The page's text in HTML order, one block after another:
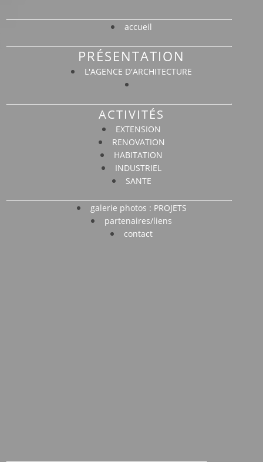
accueil
PRÉSENTATION
L'AGENCE D'ARCHITECTURE
ACTIVITÉS
EXTENSION
RENOVATION
HABITATION
INDUSTRIEL
SANTE
galerie photos : PROJETS
partenaires/liens
contact